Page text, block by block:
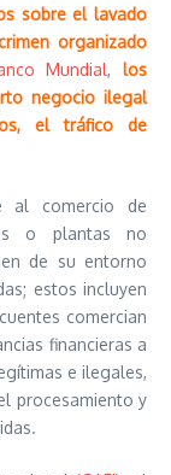
sobre el lavado
organizado
Mundial,los
negocio ilegal
el tráfico de
al comercio de
o plantas no
de su entorno
estos incluyen
comercian
financieras a
e ilegales,
procesamiento y